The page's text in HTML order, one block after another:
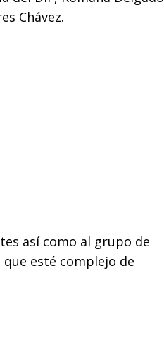
Chávez.
así como al grupo de
esté complejo de